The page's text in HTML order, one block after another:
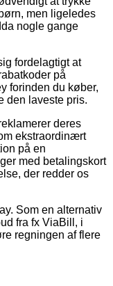
men ligeledes
nogle gange
fordelagtigt at
på
forinden du køber,
den laveste pris.
deres
ekstraordinært
på en
med betalingskort
der redder os
Som en alternativ
fra fx ViaBill, i
regningen af flere